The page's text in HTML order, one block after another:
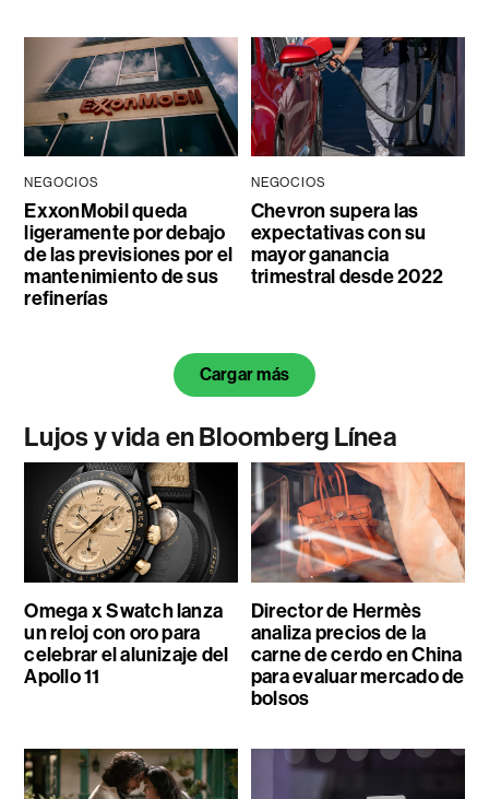
NEGOCIOS
ExxonMobil queda
ligeramente por debajo
de las previsiones por el
mantenimiento de sus
refinerías
NEGOCIOS
Chevron supera las
expectativas con su
mayor ganancia
trimestral desde 2022
Cargar más
Lujos y vida en Bloomberg Línea
Omega x Swatch lanza
un reloj con oro para
celebrar el alunizaje del
Apollo 11
Director de Hermès
analiza precios de la
carne de cerdo en China
para evaluar mercado de
bolsos